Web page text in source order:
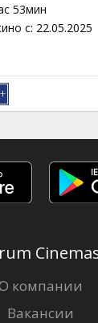
53мин
с: 22.05.2025
компании
Вакансии